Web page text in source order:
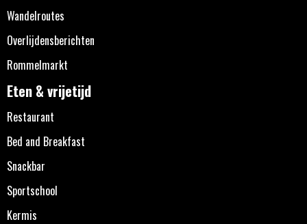
Wandelroutes
Overlijdensberichten
Rommelmarkt
Eten & vrijetijd
Restaurant
Bed and Breakfast
Snackbar
Sportschool
Kermis